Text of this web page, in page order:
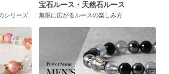
シリーズ
宝石ルース・天然石ルース
無限に広がるルースの楽しみ方